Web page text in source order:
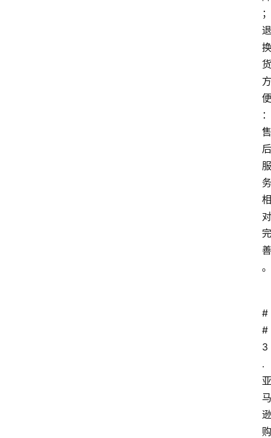
；
退
换
货
方
便
：
售
后
服
务
相
对
完
善
。
#
#
3
.
亚
马
逊
购